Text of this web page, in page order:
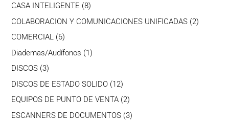
CASA INTELIGENTE 88
productos
COLABORACION Y COMUNICACIONES UNIFICADAS 22
COMERCIAL 66
productos
Diademas/Audífonos 11
DISCOS 33
productos
DISCOS DE ESTADO SOLIDO 1212
productos
EQUIPOS DE PUNTO DE VENTA 22
productos
ESCANNERS DE DOCUMENTOS 33